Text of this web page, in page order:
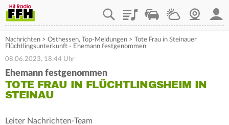
PlaylistStaupilotWetterWebcam
Nachrichten > Osthessen, Top-Meldungen > Tote Frau in Steinauer
Flüchtlingsunterkunft - Ehemann festgenommen
08.06.2023, 18:44 Uhr
Ehemann festgenommen
TOTE FRAU IN FLÜCHTLINGSHEIM IN
STEINAU
Leiter Nachrichten-Team